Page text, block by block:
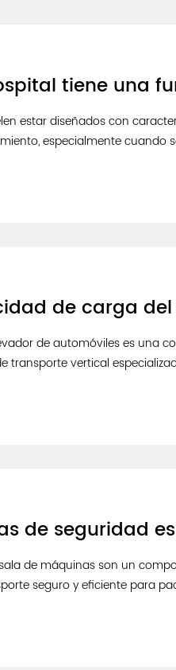
tiene una
estar diseñados con
especialmente cuando
de carga
de automóviles es una
transporte vertical
de máquinas son un
seguro y eficiente para